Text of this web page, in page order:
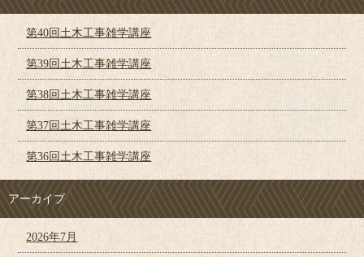
第40回土木工事雑学講座
第39回土木工事雑学講座
第38回土木工事雑学講座
第37回土木工事雑学講座
第36回土木工事雑学講座
アーカイブ
2026年7月